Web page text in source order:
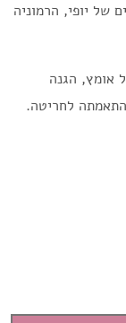
של יופי, הרמוניה
אומץ, הגנה
התאמתה לחריטה.